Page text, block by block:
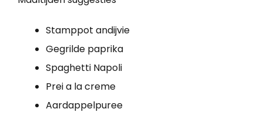
Stamppot andijvie
Gegrilde paprika
Spaghetti Napoli
Prei a la creme
Aardappelpuree